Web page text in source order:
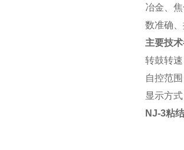
冶金、
数准确
主要技
转鼓转
自控范
显示方
NJ-3粘